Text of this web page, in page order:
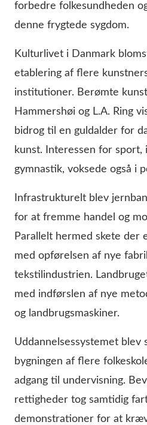
forbedre folkesundheden
denne frygtede sygdom.
Kulturlivet i Danmark
etablering af flere
institutioner. Berømte
Hammershøi og L.A. Ring
bidrog til en guldalder for
kunst. Interessen for
gymnastik, voksede også i
Infrastrukturelt blev
for at fremme handel og
Parallelt hermed skete der
med opførelsen af nye
tekstilindustrien.
med indførslen af nye
og landbrugsmaskiner.
Uddannelsessystemet blev
bygningen af flere
adgang til undervisning.
rettigheder tog samtidig
demonstrationer for at